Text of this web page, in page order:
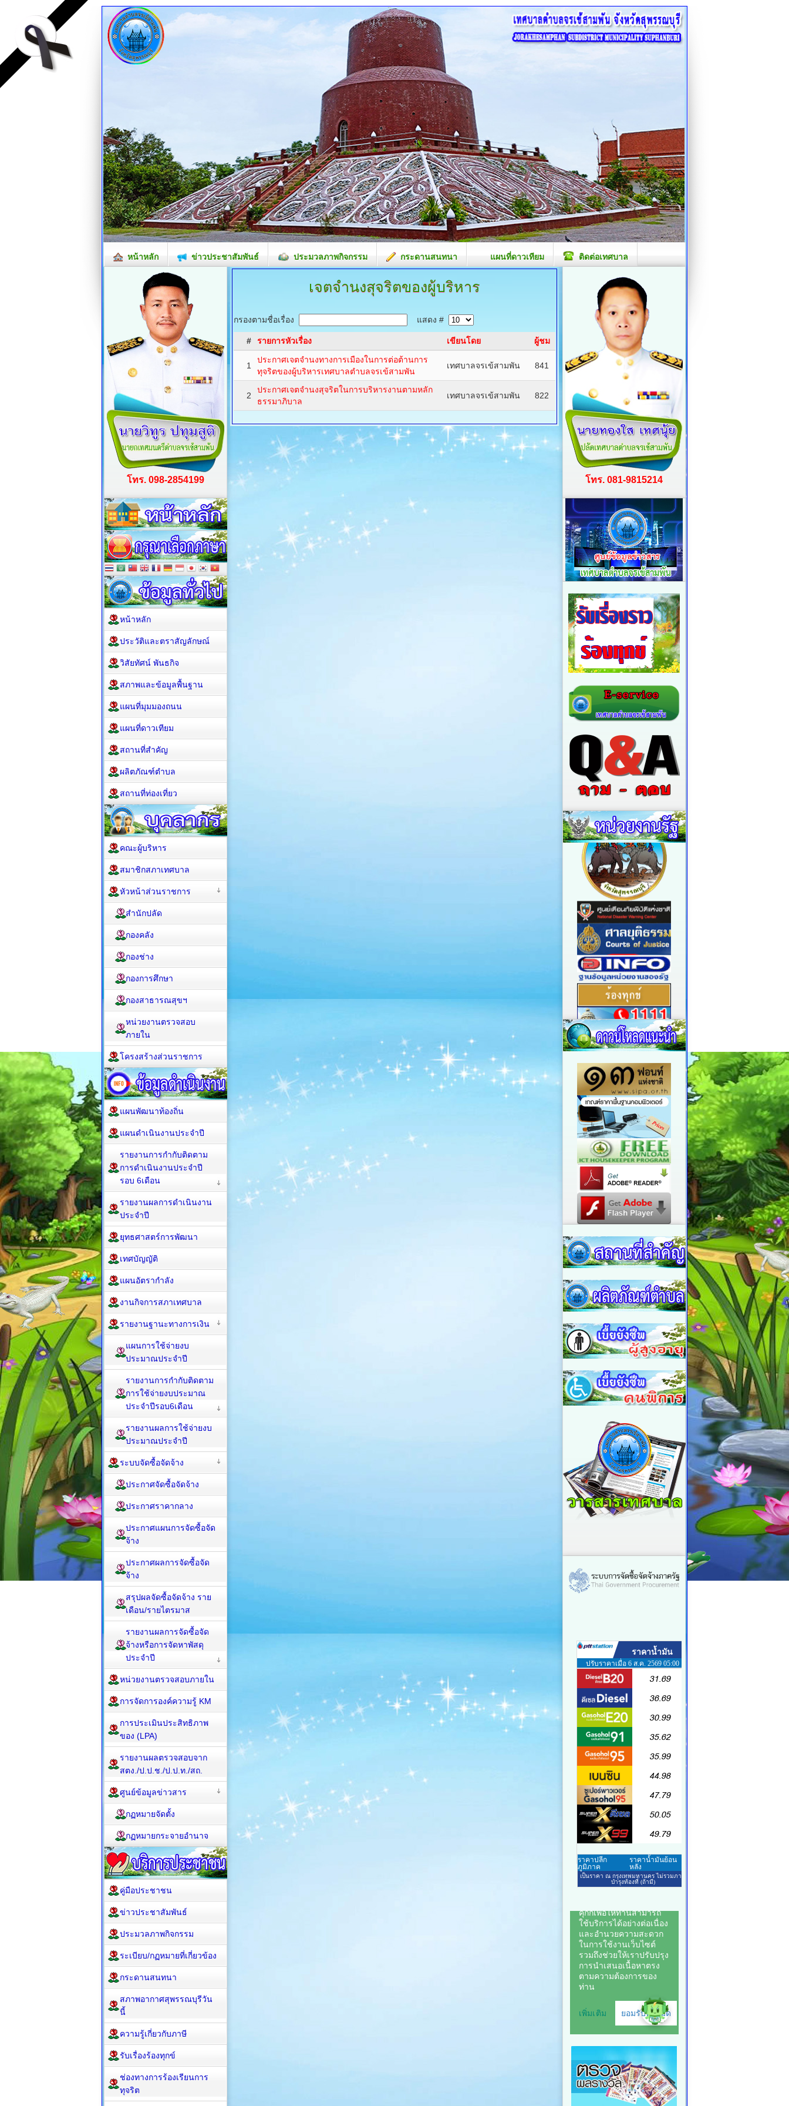
หน้าหลัก ข่าวประชาสัมพันธ์ ประมวลภาพกิจกรรม กระดานสนทนา แผนที่ดาวเทียม ติดต่อเทศบาล
เจตจำนงสุจริตของผู้บริหาร
กรองตามชื่อเรื่อง แสดง #
# รายการหัวเรื่อง เขียนโดย ผู้ชม
1
ประกาศเจตจำนงทางการเมืองในการต่อต้านการ
ทุจริตของผู้บริหารเทศบาลตำบลจรเข้สามพัน
เทศบาลจรเข้สามพัน 841
2
ประกาศเจตจำนงสุจริตในการบริหารงานตามหลัก
ธรรมาภิบาล
เทศบาลจรเข้สามพัน 822
โทร. 098-2854199
หน้าหลัก
ประวัติและตราสัญลักษณ์
วิสัยทัศน์ พันธกิจ
สภาพและข้อมูลพื้นฐาน
แผนที่มุมมองถนน
แผนที่ดาวเทียม
สถานที่สำคัญ
ผลิตภัณฑ์ตำบล
สถานที่ท่องเที่ยว
คณะผู้บริหาร
สมาชิกสภาเทศบาล
หัวหน้าส่วนราชการ
สำนักปลัด
กองคลัง
กองช่าง
กองการศึกษา
กองสาธารณสุขฯ
หน่วยงานตรวจสอบ
ภายใน
โครงสร้างส่วนราชการ
แผนพัฒนาท้องถิ่น
แผนดำเนินงานประจำปี
รายงานการกำกับติดตาม
การดำเนินงานประจำปี
รอบ 6เดือน
รายงานผลการดำเนินงาน
ประจำปี
ยุทธศาสตร์การพัฒนา
เทศบัญญัติ
แผนอัตรากำลัง
งานกิจการสภาเทศบาล
รายงานฐานะทางการเงิน
แผนการใช้จ่ายงบ
ประมาณประจำปี
รายงานการกำกับติดตาม
การใช้จ่ายงบประมาณ
ประจำปีรอบ6เดือน
รายงานผลการใช้จ่ายงบ
ประมาณประจำปี
ระบบจัดซื้อจัดจ้าง
ประกาศจัดซื้อจัดจ้าง
ประกาศราคากลาง
ประกาศแผนการจัดซื้อจัด
จ้าง
ประกาศผลการจัดซื้อจัด
จ้าง
สรุปผลจัดซื้อจัดจ้าง ราย
เดือน/รายไตรมาส
รายงานผลการจัดซื้อจัด
จ้างหรือการจัดหาพัสดุ
ประจำปี
หน่วยงานตรวจสอบภายใน
การจัดการองค์ความรู้ KM
การประเมินประสิทธิภาพ
ของ (LPA)
รายงานผลตรวจสอบจาก
สตง./ป.ป.ช./ป.ป.ท./สถ.
ศูนย์ข้อมูลข่าวสาร
กฏหมายจัดตั้ง
กฏหมายกระจายอำนาจ
คู่มือประชาชน
ข่าวประชาสัมพันธ์
ประมวลภาพกิจกรรม
ระเบียบ/กฏหมายที่เกี่ยวข้อง
กระดานสนทนา
สภาพอากาศสุพรรณบุรีวัน
นี้
ความรู้เกี่ยวกับภาษี
รับเรื่องร้องทุกข์
ช่องทางการร้องเรียนการ
ทุจริต
โทร. 081-9815214